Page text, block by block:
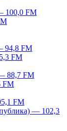
100,0 FM
94,8 FM
FM
88,7 FM
FM
FM
— 102,3